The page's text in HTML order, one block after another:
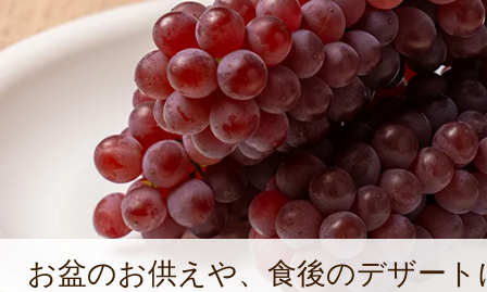
今後シャインマスカット以外の大粒
ジしたいと意欲を見せている。
お盆のお供えや、食後のデザート